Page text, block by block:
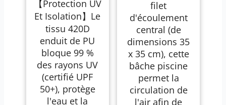
【Protection UV
Et Isolation】Le
tissu 420D
enduit de PU
bloque 99 %
des rayons UV
(certifié UPF
50+), protège
l'eau et la
Ronde 5,40 m, 140
g/m² - Bache
Protection 4
Saisons, Anti-UV,
Étanche - Filet
d’Écoulement 35 x
35 cm - Cordon de
Serrage, Tendeur
filet
d'écoulement
central (de
dimensions 35
x 35 cm), cette
bâche piscine
permet la
circulation de
l'air afin de